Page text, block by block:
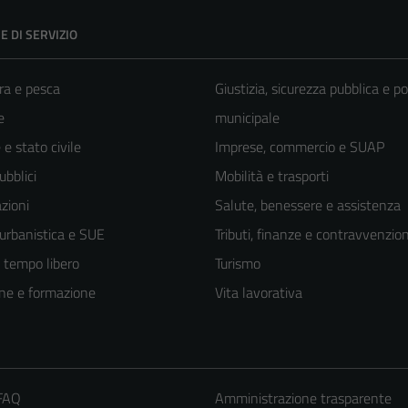
DI SERVIZIO
e pesca
e stato civile
e SUE
libero
e formazione
Giustizia, sicurezza pubblica e
municipale
Imprese, commercio e SUAP
Mobilità e trasporti
Salute, benessere e assistenza
Tributi, finanze e
Turismo
Vita lavorativa
Amministrazione trasparente